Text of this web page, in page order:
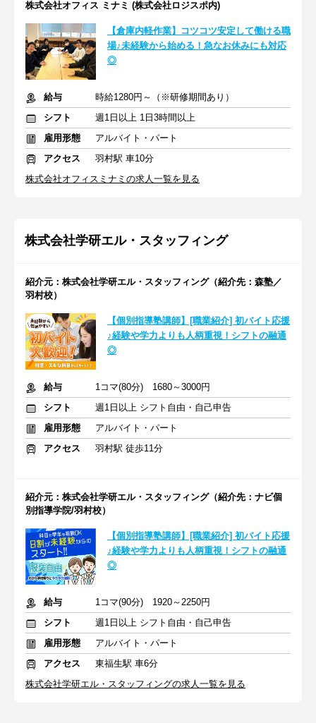
株式会社オフィス ミナミ (株式会社ロジスポ内)
【倉庫内軽作業】コツコツ安定して働ける職
場♪未経験から始める！急なお休みにも対応
◎
給与
時給1280円～（※研修期間あり）
シフト
週1日以上 1日3時間以上
雇用形態
アルバイト・パート
アクセス
羽村駅 車10分
株式会社オフィスミナミの求人一覧を見る
株式会社学研エル・スタッフィング
紹介元：株式会社学研エル・スタッフィング（紹介先：森塾／
羽村校）
【個別指導塾講師】[職業紹介] 初バイト応援
♪経験や学力よりも人柄重視！シフトの融通
◎
給与
1コマ(80分) 1680～3000円
シフト
週1日以上 シフト自由・自己申告
雇用形態
アルバイト・パート
アクセス
羽村駅 徒歩11分
紹介元：株式会社学研エル・スタッフィング（紹介先：ナビ個
別指導学院/羽村校）
【個別指導塾講師】[職業紹介] 初バイト応援
♪経験や学力よりも人柄重視！シフトの融通
◎
給与
1コマ(90分) 1920～2250円
シフト
週1日以上 シフト自由・自己申告
雇用形態
アルバイト・パート
アクセス
東福生駅 車6分
株式会社学研エル・スタッフィングの求人一覧を見る